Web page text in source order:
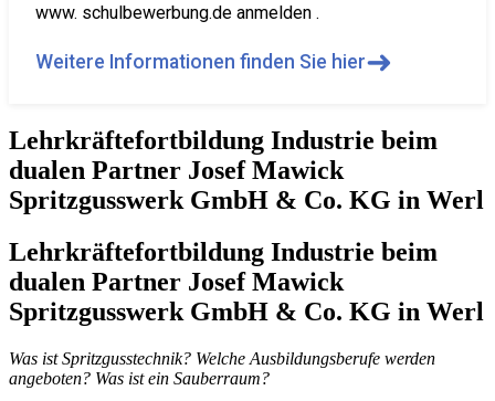
www. schulbewerbung.de anmelden .
Weitere Informationen finden Sie hier➜
Lehrkräftefortbildung Industrie beim
dualen Partner Josef Mawick
Spritzgusswerk GmbH & Co. KG in Werl
Lehrkräftefortbildung Industrie beim
dualen Partner Josef Mawick
Spritzgusswerk GmbH & Co. KG in Werl
Was ist Spritzgusstechnik? Welche Ausbildungsberufe werden
angeboten? Was ist ein Sauberraum?